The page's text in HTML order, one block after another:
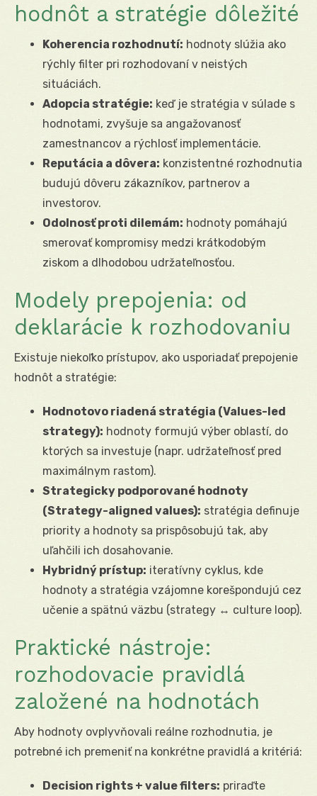
hodnôt a stratégie dôležité
Koherencia rozhodnutí: hodnoty slúžia ako
rýchly filter pri rozhodovaní v neistých
situáciách.
Adopcia stratégie: keď je stratégia v súlade s
hodnotami, zvyšuje sa angažovanosť
zamestnancov a rýchlosť implementácie.
Reputácia a dôvera: konzistentné rozhodnutia
budujú dôveru zákazníkov, partnerov a
investorov.
Odolnosť proti dilemám: hodnoty pomáhajú
smerovať kompromisy medzi krátkodobým
ziskom a dlhodobou udržateľnosťou.
Modely prepojenia: od
deklarácie k rozhodovaniu
Existuje niekoľko prístupov, ako usporiadať prepojenie
hodnôt a stratégie:
Hodnotovo riadená stratégia (Values-led
strategy): hodnoty formujú výber oblastí, do
ktorých sa investuje (napr. udržateľnosť pred
maximálnym rastom).
Strategicky podporované hodnoty
(Strategy-aligned values): stratégia definuje
priority a hodnoty sa prispôsobujú tak, aby
uľahčili ich dosahovanie.
Hybridný prístup: iteratívny cyklus, kde
hodnoty a stratégia vzájomne korešpondujú cez
učenie a spätnú väzbu (strategy ↔ culture loop).
Praktické nástroje:
rozhodovacie pravidlá
založené na hodnotách
Aby hodnoty ovplyvňovali reálne rozhodnutia, je
potrebné ich premeniť na konkrétne pravidlá a kritériá:
Decision rights + value filters: priraďte